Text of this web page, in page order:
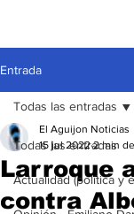
Entrada
Todas las entradas
Actualidad (política y
Todas las entradas
Larroque
contra
El Aguijon Noticias
15 jul 2022 2 min